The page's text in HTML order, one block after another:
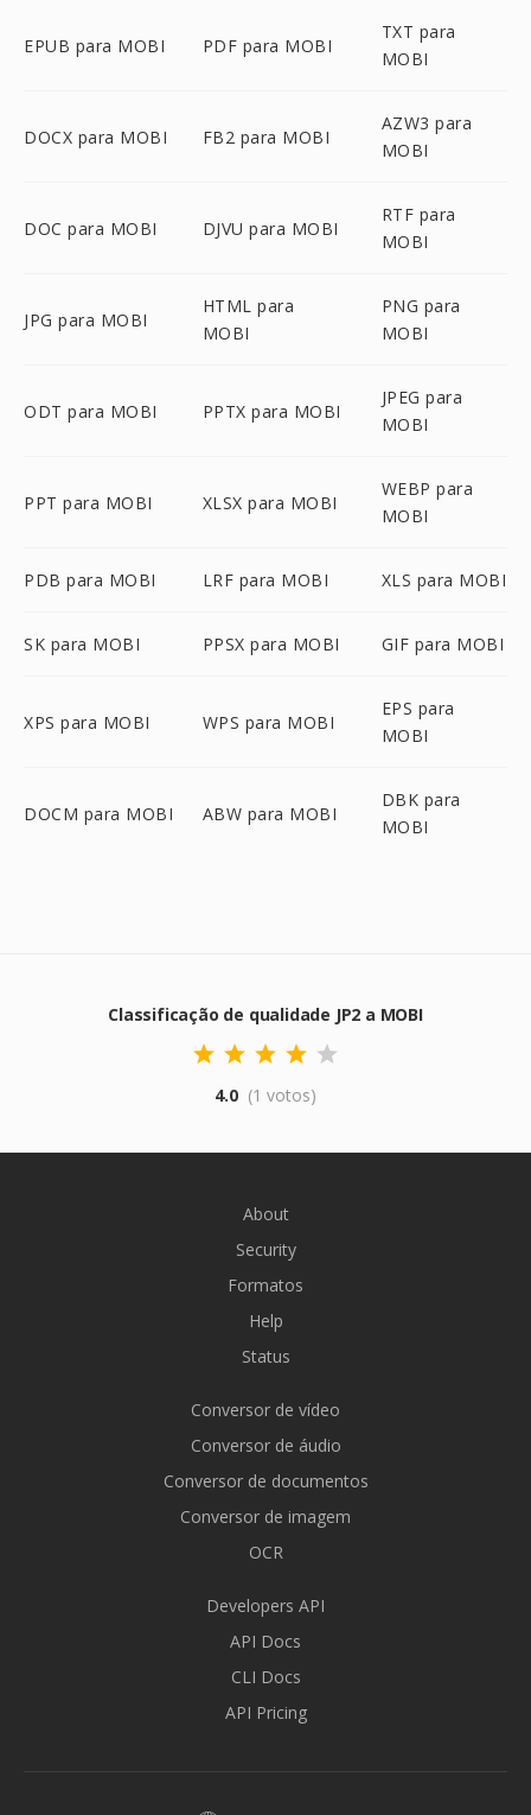
EPUB para MOBI PDF para MOBI
TXT para
MOBI
DOCX para MOBI FB2 para MOBI
AZW3 para
MOBI
DOC para MOBI DJVU para MOBI
RTF para
MOBI
JPG para MOBI
HTML para
MOBI
PNG para
MOBI
ODT para MOBI PPTX para MOBI
JPEG para
MOBI
PPT para MOBI XLSX para MOBI
WEBP para
MOBI
PDB para MOBI LRF para MOBI XLS para MOBI
SK para MOBI PPSX para MOBI GIF para MOBI
XPS para MOBI WPS para MOBI
EPS para
MOBI
DOCM para MOBI ABW para MOBI
DBK para
MOBI
Classificação de qualidade JP2 a MOBI
4.0 (1 votos)
About
Security
Formatos
Help
Status
Conversor de vídeo
Conversor de áudio
Conversor de documentos
Conversor de imagem
OCR
Developers API
API Docs
CLI Docs
API Pricing